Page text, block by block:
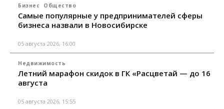
Бизнес Общество
Самые популярные у предпринимателей сферы
бизнеса назвали в Новосибирске
05 августа 2026, 16:00
Недвижимость
Летний марафон скидок в ГК «Расцветай — до 16
августа
05 августа 2026, 15:55